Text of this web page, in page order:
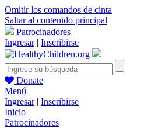
Omitir los comandos de cinta
Saltar al contenido principal
Patrocinadores
Ingresar| Inscribirse
Donate
Menú
Ingresar| Inscribirse
Inicio
Patrocinadores